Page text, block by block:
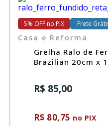
5% OFF no PIX Frete
Casa e Reforma
Grelha Ralo de
Brazilian 20cm x
R$ 85,00
R$ 80,75 no PIX